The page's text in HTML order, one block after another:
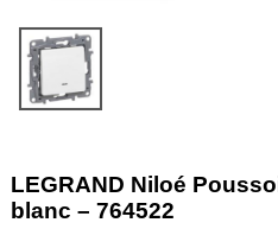
LEGRAND Niloé
blanc – 764522